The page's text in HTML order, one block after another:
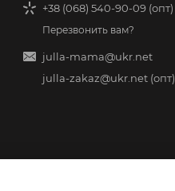
+38 (068) 540-90-09 (опт)
Перезвонить вам?
julla-mama@ukr.net
julla-zakaz@ukr.net (опт)